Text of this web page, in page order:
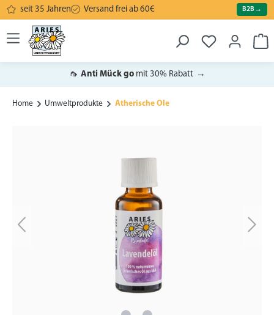
springen
seit 35 Jahren Versand frei ab 60€ B2B→
🦟 Anti Mück go mit 30% Rabatt →
Home Umweltprodukte Ätherische Öle